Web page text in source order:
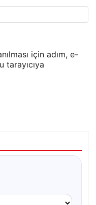
için adım, e-